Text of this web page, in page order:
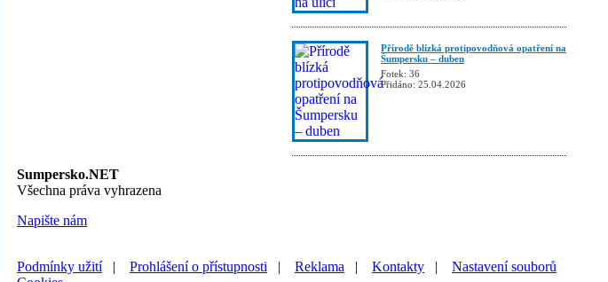
Přírodě blízká protipovodňová opatření na
Šumpersku – duben
Fotek: 36
Přidáno: 25.04.2026
Sumpersko.NET
Všechna práva vyhrazena
Napište nám
Podmínky užití Prohlášení o přístupnosti Reklama Kontakty
Nastavení souborů